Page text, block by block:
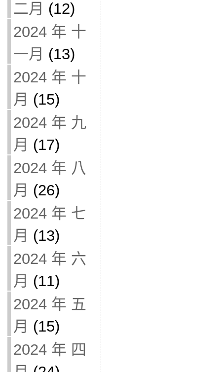
二月 (12)
2024 年 十
一月 (13)
2024 年 十
月 (15)
2024 年 九
月 (17)
2024 年 八
月 (26)
2024 年 七
月 (13)
2024 年 六
月 (11)
2024 年 五
月 (15)
2024 年 四